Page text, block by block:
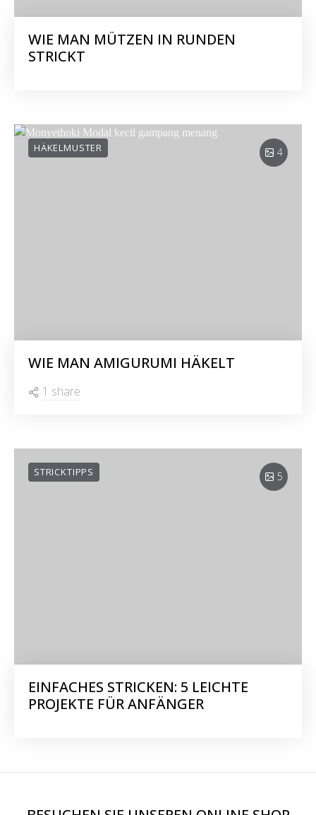
WIE MAN MÜTZEN IN RUNDEN
STRICKT
4
HÄKELMUSTER
WIE MAN AMIGURUMI HÄKELT
1 share
5
STRICKTIPPS
EINFACHES STRICKEN: 5 LEICHTE
PROJEKTE FÜR ANFÄNGER